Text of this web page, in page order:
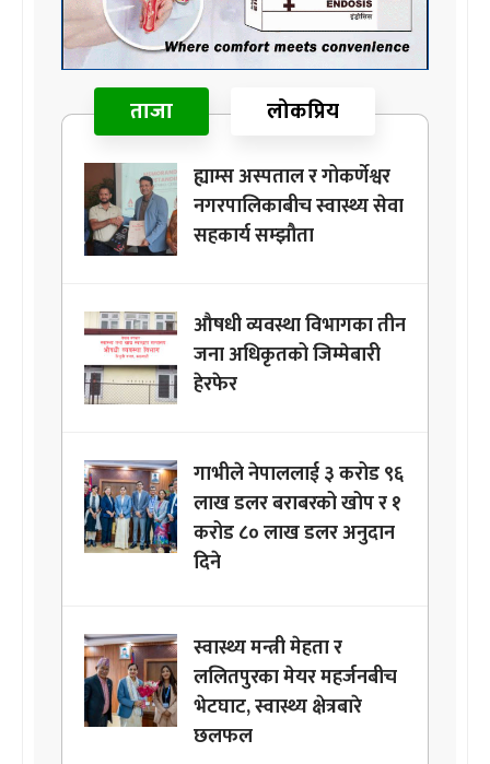
ताजा लोकप्रिय
ह्याम्स अस्पताल र गोकर्णेश्वर
नगरपालिकाबीच स्वास्थ्य सेवा
सहकार्य सम्झौता
औषधी व्यवस्था विभागका तीन
जना अधिकृतको जिम्मेबारी
हेरफेर
गाभीले नेपाललाई ३ करोड ९६
लाख डलर बराबरको खोप र १
करोड ८० लाख डलर अनुदान
दिने
स्वास्थ्य मन्त्री मेहता र
ललितपुरका मेयर महर्जनबीच
भेटघाट, स्वास्थ्य क्षेत्रबारे
छलफल